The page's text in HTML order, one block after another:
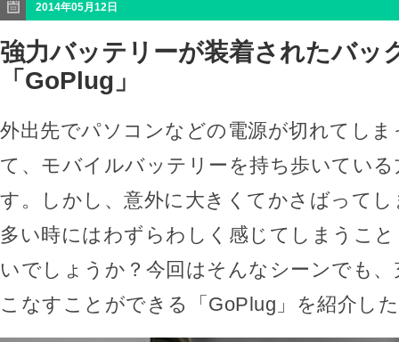
2014年05月12日
強力バッテリーが装着されたバッ
「GoPlug」
外出先でパソコンなどの電源が切れてし
て、モバイルバッテリーを持ち歩いてい
す。しかし、意外に大きくてかさばって
多い時にはわずらわしく感じてしまうこ
いでしょうか？今回はそんなシーンでも
こなすことができる「GoPlug」を紹介し